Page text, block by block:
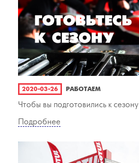
2020-03-26 РАБОТАЕМ
Чтобы вы подготовились к сезону
Подробнее